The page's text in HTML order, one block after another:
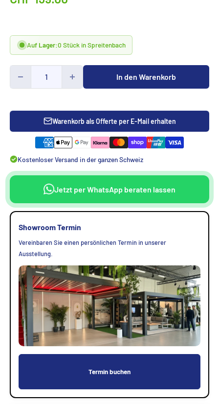
Auf Lager:0 Stück in Spreitenbach
In den Warenkorb
Warenkorb als Offerte per E-Mail erhalten
Kostenloser Versand in der ganzen Schweiz
Jetzt per WhatsApp beraten lassen
Showroom Termin
Vereinbaren Sie einen persönlichen Termin in unserer
Ausstellung.
Termin buchen